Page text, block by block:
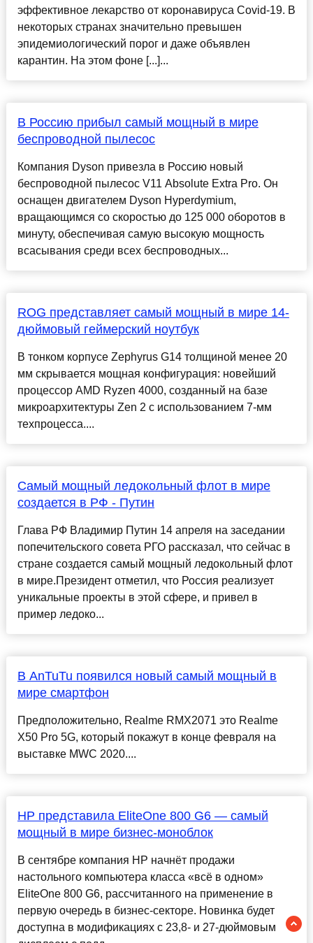
эффективное лекарство от коронавируса Covid-19. В
некоторых странах значительно превышен
эпидемиологический порог и даже объявлен
карантин. На этом фоне [...]...
В Россию прибыл самый мощный в мире
беспроводной пылесос
Компания Dyson привезла в Россию новый
беспроводной пылесос V11 Absolute Extra Pro. Он
оснащен двигателем Dyson Hyperdymium,
вращающимся со скоростью до 125 000 оборотов в
минуту, обеспечивая самую высокую мощность
всасывания среди всех беспроводных...
ROG представляет самый мощный в мире 14-
дюймовый геймерский ноутбук
В тонком корпусе Zephyrus G14 толщиной менее 20
мм скрывается мощная конфигурация: новейший
процессор AMD Ryzen 4000, созданный на базе
микроархитектуры Zen 2 с использованием 7-мм
техпроцесса....
Самый мощный ледокольный флот в мире
создается в РФ - Путин
Глава РФ Владимир Путин 14 апреля на заседании
попечительского совета РГО рассказал, что сейчас в
стране создается самый мощный ледокольный флот
в мире.Президент отметил, что Россия реализует
уникальные проекты в этой сфере, и привел в
пример ледоко...
В AnTuTu появился новый самый мощный в
мире смартфон
Предположительно, Realme RMX2071 это Realme
X50 Pro 5G, который покажут в конце февраля на
выставке MWC 2020....
HP представила EliteOne 800 G6 — самый
мощный в мире бизнес-моноблок
В сентябре компания HP начнёт продажи
настольного компьютера класса «всё в одном»
EliteOne 800 G6, рассчитанного на применение в
первую очередь в бизнес-секторе. Новинка будет
доступна в модификациях с 23,8- и 27-дюймовым